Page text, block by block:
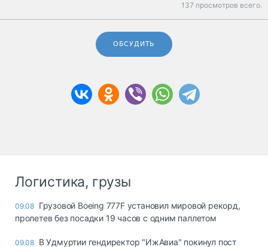
137 просмотров всего.
ОБСУДИТЬ
Логистика, грузы
09.08 Грузовой Boeing 777F установил мировой рекорд,
пролетев без посадки 19 часов с одним паллетом
09.08 В Удмуртии гендиректор "ИжАвиа" покинул пост